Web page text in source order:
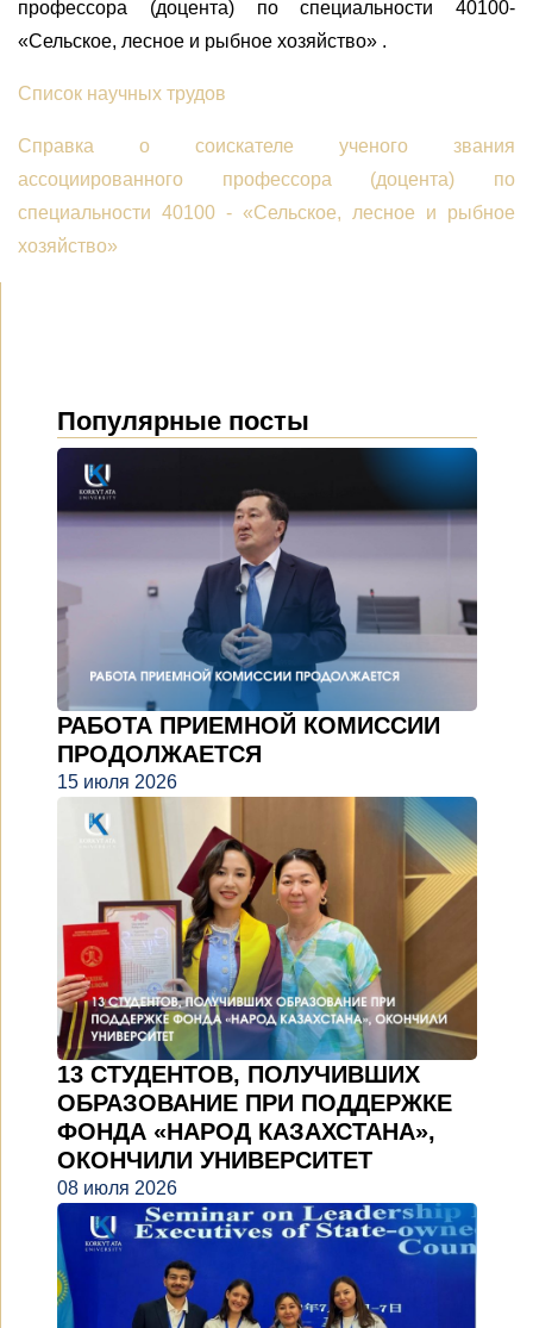
профессора (доцента) по специальности 40100-
«Сельское, лесное и рыбное хозяйство» .
Список научных трудов
Справка о соискателе ученого звания
ассоциированного профессора (доцента) по
специальности 40100 - «Сельское, лесное и рыбное
хозяйство»
Популярные посты
РАБОТА ПРИЕМНОЙ КОМИССИИ
ПРОДОЛЖАЕТСЯ
15 июля 2026
13 СТУДЕНТОВ, ПОЛУЧИВШИХ
ОБРАЗОВАНИЕ ПРИ ПОДДЕРЖКЕ
ФОНДА «НАРОД КАЗАХСТАНА»,
ОКОНЧИЛИ УНИВЕРСИТЕТ
08 июля 2026